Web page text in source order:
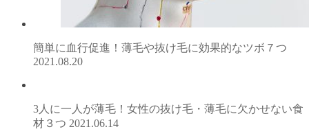
簡単に血行促進！薄毛や抜け毛に効果的なツボ７つ
2021.08.20
3人に一人が薄毛！女性の抜け毛・薄毛に欠かせない食
材３つ 2021.06.14